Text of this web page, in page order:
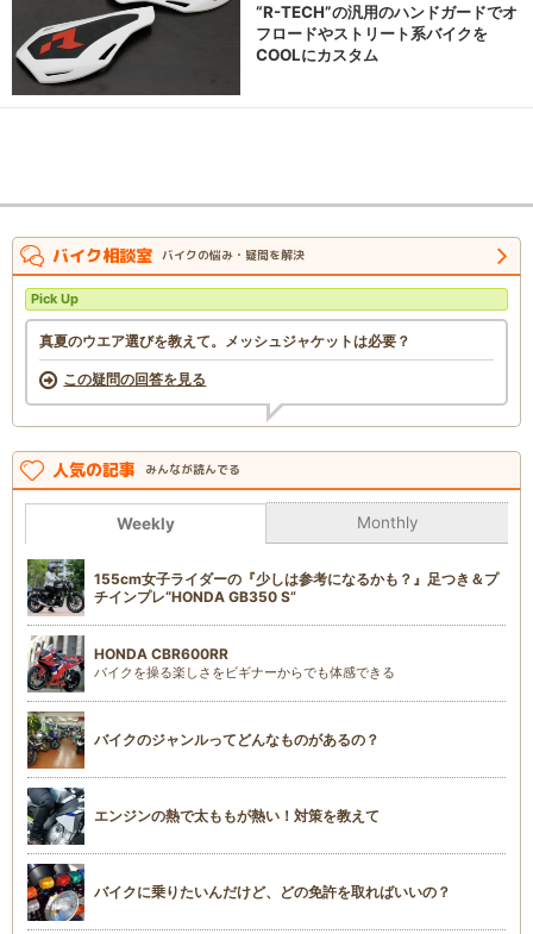
“R-TECH”の汎用のハンドガードでオ
フロードやストリート系バイクを
COOLにカスタム
バイク相談室 バイクの悩み・疑問を解決
Pick Up
真夏のウエア選びを教えて。メッシュジャケットは必要？
この疑問の回答を見る
人気の記事 みんなが読んでる
Weekly Monthly
155cm女子ライダーの『少しは参考になるかも？』足つき＆プ
チインプレ“HONDA GB350 S”
HONDA CBR600RR
バイクを操る楽しさをビギナーからでも体感できる
バイクのジャンルってどんなものがあるの？
エンジンの熱で太ももが熱い！対策を教えて
バイクに乗りたいんだけど、どの免許を取ればいいの？